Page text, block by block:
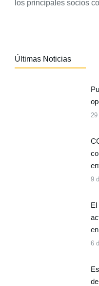
los principales socios
Últimas Noticias
9
El
6